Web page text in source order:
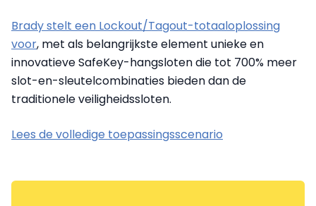
Brady stelt een Lockout/Tagout-totaaloplossing
voor, met als belangrijkste element unieke en
innovatieve SafeKey-hangsloten die tot 700% meer
slot-en-sleutelcombinaties bieden dan de
traditionele veiligheidssloten.
Lees de volledige toepassingsscenario